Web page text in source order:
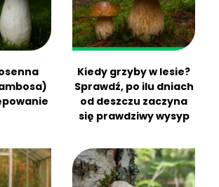
Kiedy grzyby w lesie?
Sprawdź, po ilu dniach
od deszczu zaczyna
się prawdziwy wysyp